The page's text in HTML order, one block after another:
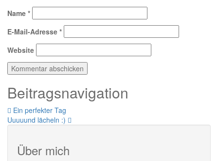
Name *
E-Mail-Adresse *
Website
Beitragsnavigation
Ein perfekter Tag
Uuuuund lächeln :)
Über mich